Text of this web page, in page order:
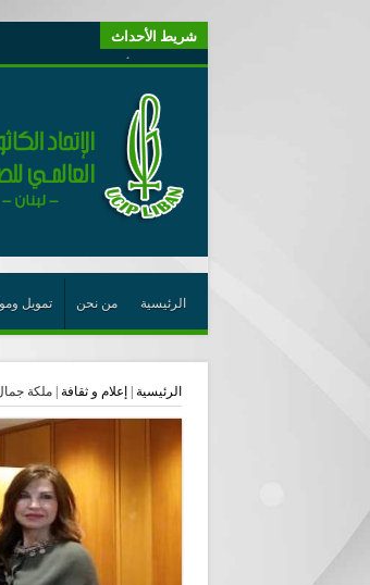
شريط الأحداث
“لبنانيون من أجل الكيان” (اتحاد
“الوحدة في التعدّد: إعادة بناء
يتبع في معنى الأعجوبة
ترشيح أسعد جوان لجائزة نوبل يعزّز
احتفالات عيد القديس شربل تتواصل
الأعجوبة في المسيحيّة: معنًى وحدًّا
من يختصر الله يجعل الدين خطرًا
أيّ عيش مشترك نريد؟
الرئيسية من نحن تمويل
الرئيسية إعلام و ثقافة |ملكة